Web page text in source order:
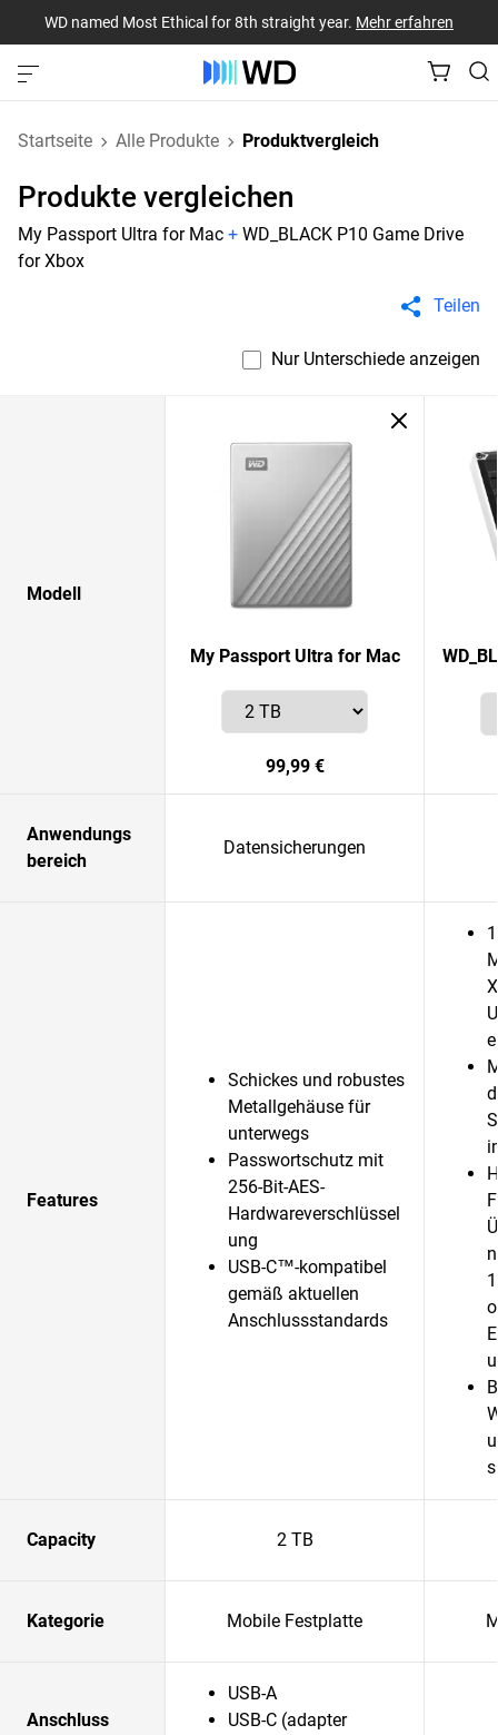
WD named Most Ethical for 8th straight year. Mehr erfahren
Startseite Alle Produkte Produktvergleich
Produkte vergleichen
My Passport Ultra for Mac + WD_BLACK P10 Game Drive
for Xbox
Teilen
Nur Unterschiede anzeigen
Modell
My Passport Ultra for Mac
99,99 €
Anwendungs
bereich
Datensicherungen
Features
Schickes und robustes
Metallgehäuse für
unterwegs
Passwortschutz mit
256-Bit-AES-
Hardwareverschlüssel
ung
USB-C™-kompatibel
gemäß aktuellen
Anschlussstandards
Capacity 2 TB
Kategorie Mobile Festplatte
Anschluss
USB-A
USB-C (adapter